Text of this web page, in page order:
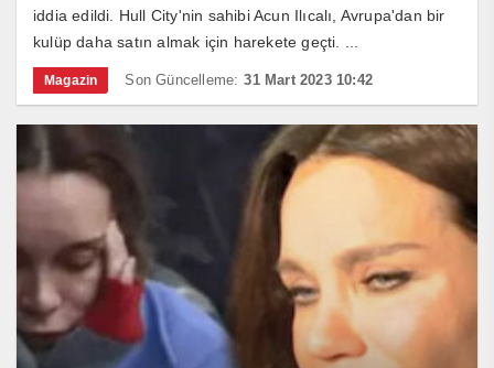
iddia edildi. Hull City'nin sahibi Acun Ilıcalı, Avrupa'dan bir
kulüp daha satın almak için harekete geçti. ...
Magazin Son Güncelleme: 31 Mart 2023 10:42